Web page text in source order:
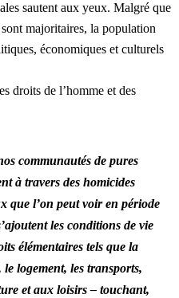
sautent aux yeux. Malgré que
majoritaires, la population
économiques et culturels
droits de l’homme et des
communautés de pures
à travers des homicides
que l’on peut voir en période
les conditions de vie
élémentaires tels que la
logement, les transports,
et aux loisirs – touchant,